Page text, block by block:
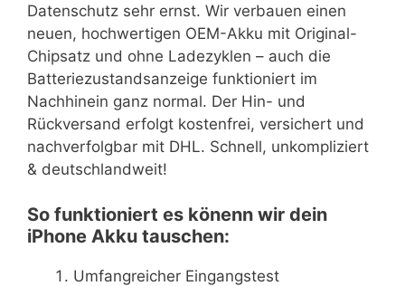
Datenschutz sehr ernst. Wir verbauen einen
neuen, hochwertigen OEM-Akku mit Original-
Chipsatz und ohne Ladezyklen – auch die
Batteriezustandsanzeige funktioniert im
Nachhinein ganz normal. Der Hin- und
Rückversand erfolgt kostenfrei, versichert und
nachverfolgbar mit DHL. Schnell, unkompliziert
& deutschlandweit!
So funktioniert es könenn wir dein
iPhone Akku tauschen:
Umfangreicher Eingangstest